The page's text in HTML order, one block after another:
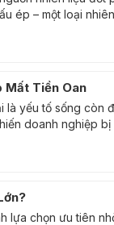
ép – một loại
Mất Tiền Oan
là yếu tố sống còn
doanh nghiệp
lựa chọn ưu tiên